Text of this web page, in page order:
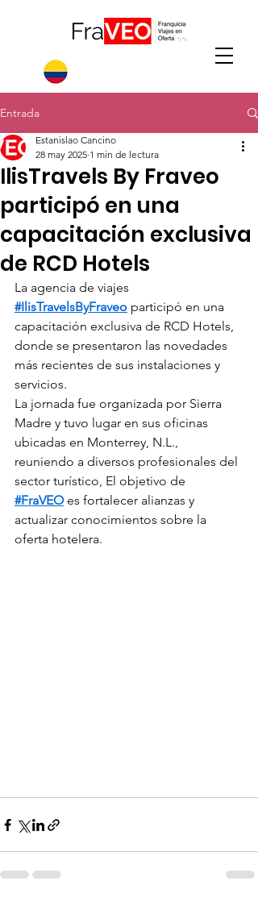
Entrada
IlisTravels By Fraveo
participó en una
capacitación exclusiva
de RCD Hotels
Estanislao Cancino
28 may 2025 1 min de lectura
La agencia de viajes
#IlisTravelsByFraveo participó en una
capacitación exclusiva de RCD Hotels,
donde se presentaron las novedades
más recientes de sus instalaciones y
servicios.
La jornada fue organizada por Sierra
Madre y tuvo lugar en sus oficinas
ubicadas en Monterrey, N.L.,
reuniendo a diversos profesionales del
sector turístico, El objetivo de
#FraVEO es fortalecer alianzas y
actualizar conocimientos sobre la
oferta hotelera.